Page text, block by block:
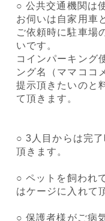
○ 公共交通機関は
お伺いは自家用車
ご依頼時に駐車場
いです。
コインパーキング
ング名（ママココ
提示頂きたいのと
て頂きます。
○ 3人目からは完
頂きます。
○ ペットを飼われ
はケージに入れて
○ 保護者様がご病